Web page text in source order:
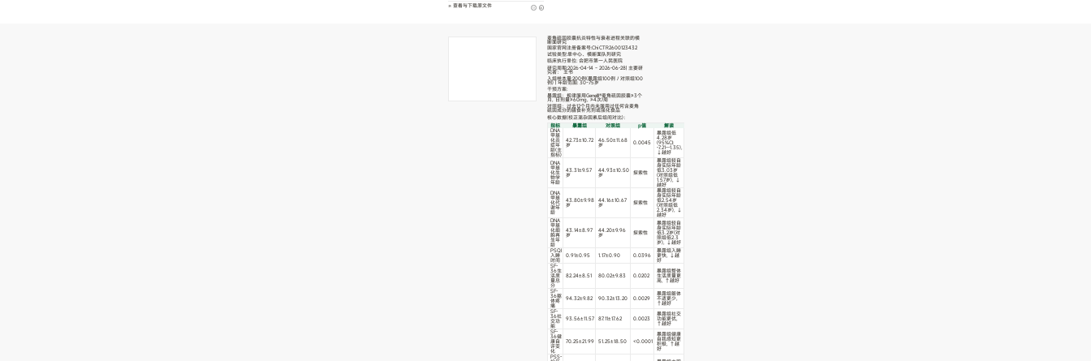
查看与下载原文件
麦角硫因胶囊抗炎特性与衰老进程关联的横
断面研究
国家官网注册备案号:ChiCTR2600123432
试验类型:单中心、横断面队列研究
临床执行单位: 合肥市第一人民医院
研究周期:2026-04-14 ~ 2026-06-28| 主要研
究者： 王书
入组样本量:200例(暴露组100例 / 对照组100
例) | 年龄范围: 30~75岁
干预方案:
暴露组：规律服用GeneIII®麦角硫因胶囊≥3个
月, 日剂量≥60mg, ≥4次/周
对照组：过去12个月内未服用过任何含麦角
硫因成分的膳食补充剂或强化食品
核心数据(校正混杂因素后组间对比)：
指标
暴露组 对照组 p值 解读
DNA
甲基
化炎
症年
龄(主
指标)
42.73±10.72
岁
46.50±11.68
岁 0.0045
暴露组低
4.28岁
(95%CI:
-7.21~-1.35),
↓越好
DNA
甲基
化生
物学
年龄
43.31±9.57
岁
44.93±10.50
岁 探索性
暴露组较自
身实际年龄
低3.03岁
(对照组低
1.57岁), ↓
越好
DNA
甲基
化代
谢年
龄
43.80±9.98
岁
44.16±10.67
岁 探索性
暴露组较自
身实际年龄
低2.54岁
(对照组低
2.34岁), ↓
越好
DNA
甲基
化细
胞再
生年
龄
43.14±8.97
岁
44.20±9.96
岁 探索性
暴露组较自
身实际年龄
低3.2岁(对
照组低2.3
岁), ↓越好
PSQI
入睡
时间
0.91±0.95 1.17±0.90 0.0396
暴露组入睡
更快, ↓越
好
SF-
36生
活质
量总
分
82.24±8.51 80.02±9.83 0.0202
暴露组整体
生活质量更
高, ↑越好
SF-
36躯
体疼
痛
94.32±9.82 90.32±13.20 0.0029
暴露组躯体
不适更少,
↑越好
SF-
36社
交功
能
93.56±11.57 87.11±17.62 0.0023
暴露组社交
功能更优,
↑越好
SF-
36健
康自
评变
化
70.25±21.99 51.25±18.50 <0.0001
暴露组健康
自我感知更
积极, ↑越
好
PSS-